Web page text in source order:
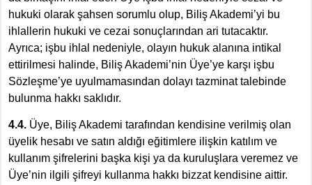
hukuki olarak şahsen sorumlu olup, Biliş Akademi’yi bu
ihlallerin hukuki ve cezai sonuçlarından ari tutacaktır.
Ayrıca; işbu ihlal nedeniyle, olayın hukuk alanına intikal
ettirilmesi halinde, Biliş Akademi’nin Üye’ye karşı işbu
Sözleşme’ye uyulmamasından dolayı tazminat talebinde
bulunma hakkı saklıdır.
4.4. Üye, Biliş Akademi tarafından kendisine verilmiş olan
üyelik hesabı ve satın aldığı eğitimlere ilişkin katılım ve
kullanım şifrelerini başka kişi ya da kuruluşlara veremez ve
Üye’nin ilgili şifreyi kullanma hakkı bizzat kendisine aittir.